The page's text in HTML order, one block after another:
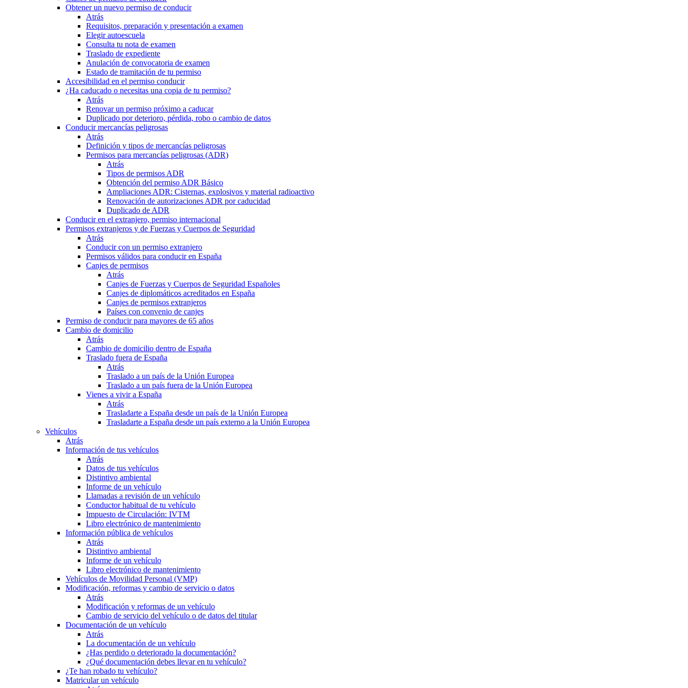
Obtener un nuevo permiso de conducir
Atrás
Requisitos, preparación y presentación a examen
Elegir autoescuela
Consulta tu nota de examen
Traslado de expediente
Anulación de convocatoria de examen
Estado de tramitación de tu permiso
Accesibilidad en el permiso conducir
¿Ha caducado o necesitas una copia de tu permiso?
Atrás
Renovar un permiso próximo a caducar
Duplicado por deterioro, pérdida, robo o cambio de datos
Conducir mercancías peligrosas
Atrás
Definición y tipos de mercancías peligrosas
Permisos para mercancías peligrosas (ADR)
Atrás
Tipos de permisos ADR
Obtención del permiso ADR Básico
Ampliaciones ADR: Cisternas, explosivos y material radioactivo
Renovación de autorizaciones ADR por caducidad
Duplicado de ADR
Conducir en el extranjero, permiso internacional
Permisos extranjeros y de Fuerzas y Cuerpos de Seguridad
Atrás
Conducir con un permiso extranjero
Permisos válidos para conducir en España
Canjes de permisos
Atrás
Canjes de Fuerzas y Cuerpos de Seguridad Españoles
Canjes de diplomáticos acreditados en España
Canjes de permisos extranjeros
Países con convenio de canjes
Permiso de conducir para mayores de 65 años
Cambio de domicilio
Atrás
Cambio de domicilio dentro de España
Traslado fuera de España
Atrás
Traslado a un país de la Unión Europea
Traslado a un país fuera de la Unión Europea
Vienes a vivir a España
Atrás
Trasladarte a España desde un país de la Unión Europea
Trasladarte a España desde un país externo a la Unión Europea
Vehículos
Atrás
Información de tus vehículos
Atrás
Datos de tus vehículos
Distintivo ambiental
Informe de un vehículo
Llamadas a revisión de un vehículo
Conductor habitual de tu vehículo
Impuesto de Circulación: IVTM
Libro electrónico de mantenimiento
Información pública de vehículos
Atrás
Distintivo ambiental
Informe de un vehículo
Libro electrónico de mantenimiento
Vehículos de Movilidad Personal (VMP)
Modificación, reformas y cambio de servicio o datos
Atrás
Modificación y reformas de un vehículo
Cambio de servicio del vehículo o de datos del titular
Documentación de un vehículo
Atrás
La documentación de un vehículo
¿Has perdido o deteriorado la documentación?
¿Qué documentación debes llevar en tu vehículo?
¿Te han robado tu vehículo?
Matricular un vehículo